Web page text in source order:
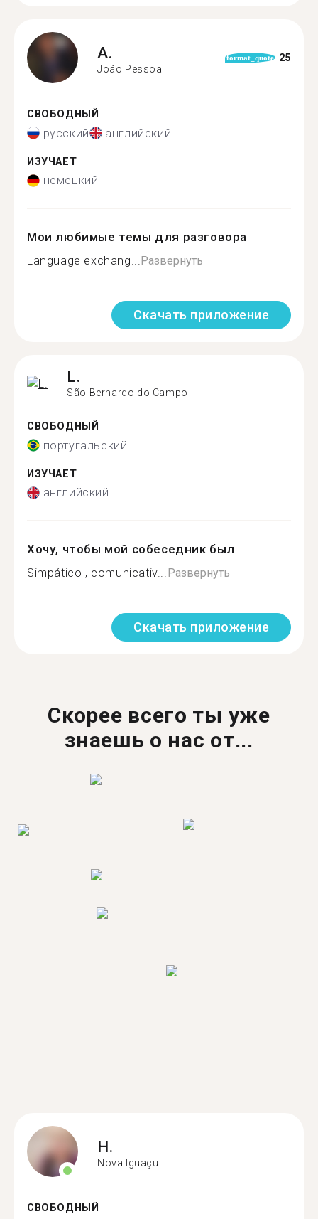
A.
João Pessoa
format_quote 25
СВОБОДНЫЙ
русский английский
ИЗУЧАЕТ
немецкий
Мои любимые темы для разговора
Language exchang...Развернуть
Скачать приложение
L.
São Bernardo do Campo
СВОБОДНЫЙ
португальский
ИЗУЧАЕТ
английский
Хочу, чтобы мой собеседник был
Simpático , comunicativ...Развернуть
Скачать приложение
Скорее всего ты уже
знаешь о нас от...
H.
Nova Iguaçu
СВОБОДНЫЙ